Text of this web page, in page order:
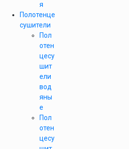
я
Полотенце
сушители
Пол
отен
цесу
шит
ели
вод
яны
е
Пол
отен
цесу